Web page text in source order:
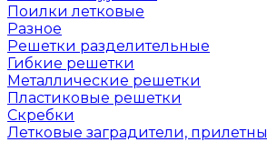
Поилки летковые
Разное
Решетки разделительные
Гибкие решетки
Металлические решетки
Пластиковые решетки
Скребки
Летковые заградители,